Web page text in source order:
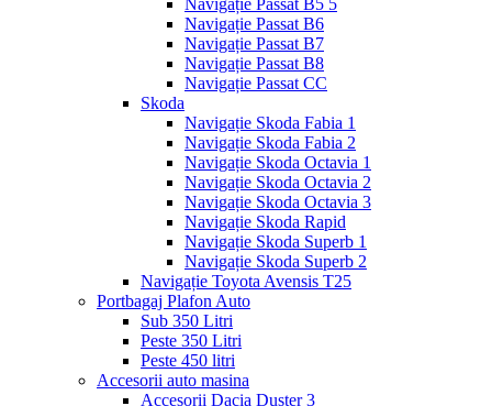
Navigație Passat B5 5
Navigație Passat B6
Navigație Passat B7
Navigație Passat B8
Navigație Passat CC
Skoda
Navigație Skoda Fabia 1
Navigație Skoda Fabia 2
Navigație Skoda Octavia 1
Navigație Skoda Octavia 2
Navigație Skoda Octavia 3
Navigație Skoda Rapid
Navigație Skoda Superb 1
Navigație Skoda Superb 2
Navigație Toyota Avensis T25
Portbagaj Plafon Auto
Sub 350 Litri
Peste 350 Litri
Peste 450 litri
Accesorii auto masina
Accesorii Dacia Duster 3